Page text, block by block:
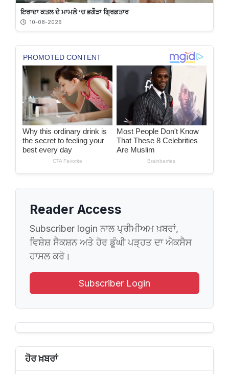
ਇਰਾਦਾ ਕਤਲ ਦੇ ਮਾਮਲੇ ’ਚ ਭਗੌੜਾ ਗ੍ਰਿਫ਼ਤਾਰ
10-08-2026
Reader Access
Subscriber login ਨਾਲ ਪ੍ਰੀਮੀਅਮ ਖ਼ਬਰਾਂ,
ਵਿਸ਼ੇਸ਼ ਸੈਕਸ਼ਨ ਅਤੇ ਹੋਰ ਡੂੰਘੀ ਪੜ੍ਹਤ ਦਾ ਐਕਸੈਸ
ਹਾਸਲ ਕਰੋ।
Subscriber Login
ਹੋਰ ਖ਼ਬਰਾਂ